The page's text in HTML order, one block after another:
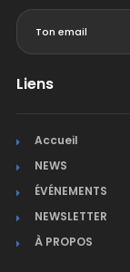
Liens
Accueil
NEWS
ÉVÉNEMENTS
NEWSLETTER
À PROPOS